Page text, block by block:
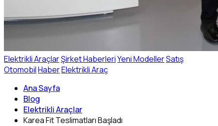
Elektrikli AraçlarŞirket HaberleriYeni ModellerSatış
OtomobilHaberElektrikli Araç
Ana Sayfa
Blog
Elektrikli Araçlar
Karea Fit Teslimatları Başladı